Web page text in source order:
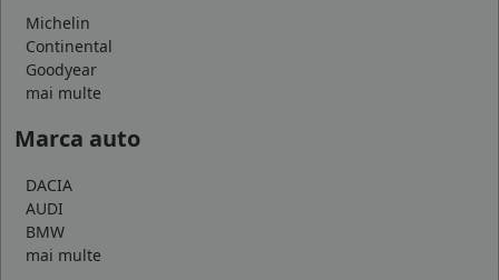
Michelin
Continental
Goodyear
mai multe
Marca auto
DACIA
AUDI
BMW
mai multe